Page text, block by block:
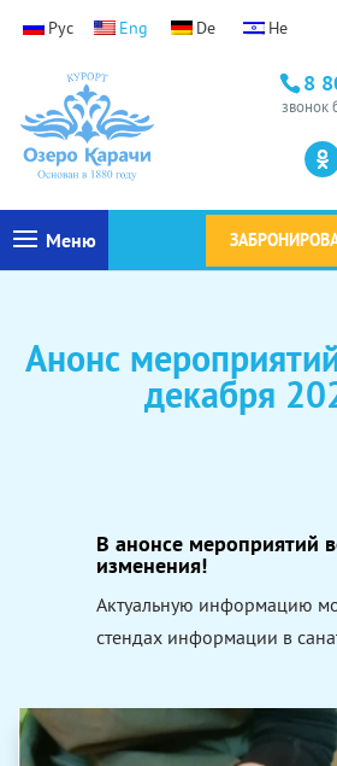
8
звонок
Меню
Анонс
декабря
В анонсе мероприятий
изменения!
Актуальную информацию
стендах информации в
Ранний заезд / поздний выезд
Уважаемые гости, доступна услуга
поздний выезд
Узнать подробности